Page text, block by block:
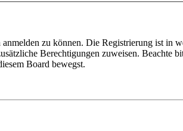
zu können. Die Registrierung ist
Berechtigungen zuweisen. Beachte
Board bewegst.